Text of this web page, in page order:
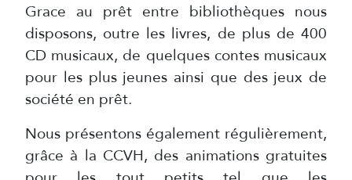
Grace au prêt entre bibliothèques nous
disposons, outre les livres, de plus de 400
CD musicaux, de quelques contes musicaux
pour les plus jeunes ainsi que des jeux de
société en prêt.
Nous présentons également régulièrement,
grâce à la CCVH, des animations gratuites